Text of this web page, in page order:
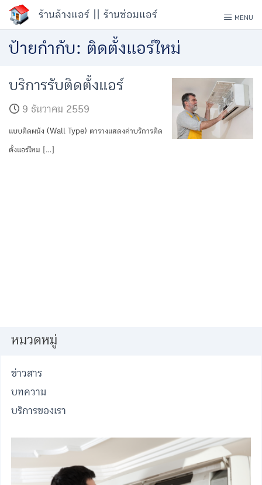
Skip
to
content
ร้านล้างแอร์ || ร้านซ่อมแอร์ MENU
ป้ายกำกับ: ติดตั้งแอร์ใหม่
บริการรับติดตั้งแอร์
9 ธันวาคม 2559
แบบติดผนัง (Wall Type) ตารางแสดงค่าบริการติด
ตั้งแอร์ใหม […]
หมวดหมู่
ข่าวสาร
บทความ
บริการของเรา